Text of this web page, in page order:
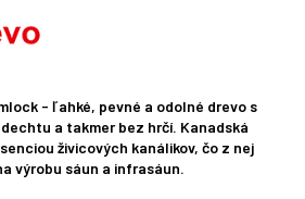
- ľahké, pevné a odolné drevo s
a takmer bez hrčí. Kanadská
živicových kanálikov, čo z nej
výrobu sáun a infrasáun.